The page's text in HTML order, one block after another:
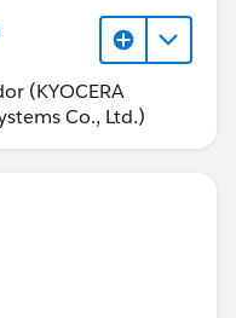
(KYOCERA
Co., Ltd.)